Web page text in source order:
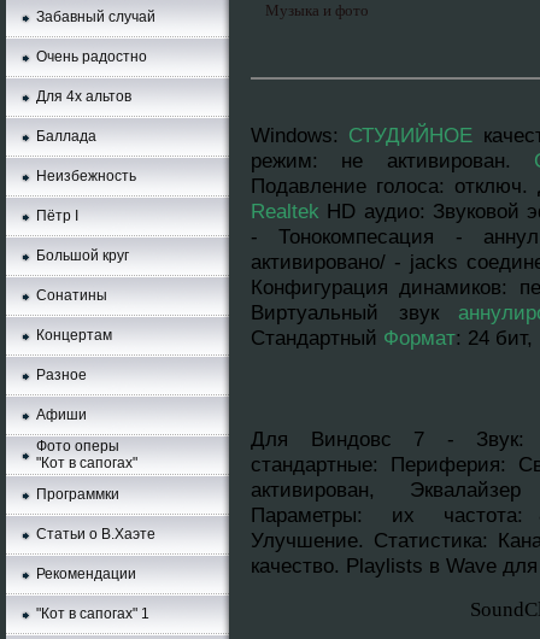
Забавный случай
Очень радостно
Для 4х альтов
Баллада
Неизбежность
Пётр I
Большой круг
Сонатины
Концертам
Разное
Афиши
Фото оперы
"Кот в сапогах"
Программки
Статьи о В.Хаэте
Рекомендации
"Кот в сапогах" 1
Музыка и фото
Windows: СТУДИЙНОЕ
режим: нe aктивирован.
Подавление голоса:
Realtek HD аудио: Звуковой
- Тонокомпесация -
активировано/ - jacks
Конфигурация динамиков:
Виртуальный звук
Стандартный Формат: 24 бит,
Для Виндовс 7 - Звук:
стандартныe: Периферия:
активирован,
Параметры: их частота:
Улучшение. Cтатистика:
качество. Playlists в Wave